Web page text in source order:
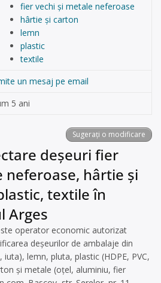
fier vechi și metale neferoase
hârtie și carton
lemn
plastic
textile
un mesaj pe email
5 ani
Sugerați o modificare
deșeuri fier
neferoase, hârtie și
textile în
Arges
operator economic autorizat
deșeurilor de ambalaje din
lemn, pluta, plastic (HDPE, PVC,
și metale (oțel, aluminiu, fier